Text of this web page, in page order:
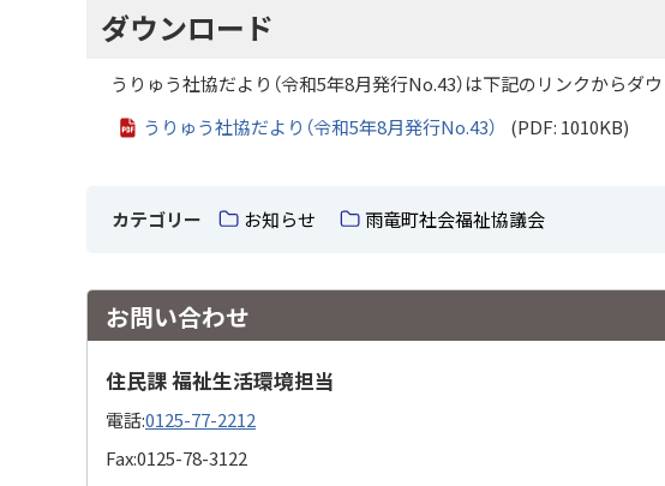
ダウンロード
うりゅう社協だより（令和5年8月発行No.43）は下記のリンクからダ
うりゅう社協だより（令和5年8月発行No.43）
(PDF: 1010KB)
カテゴリー お知らせ 雨竜町社会福祉協議会
お問い合わせ
住民課 福祉生活環境担当
電話:0125-77-2212
Fax:0125-78-3122